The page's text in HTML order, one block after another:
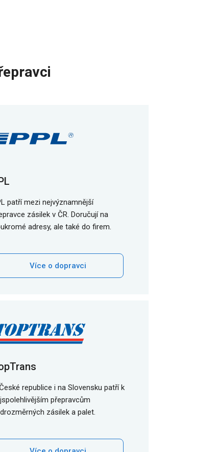
patří mezi nejvýznamnější
zásilek v ČR. Doručují na
adresy, ale také do firem.
Více o dopravci
republice i na Slovensku patří k
přepravcům
zásilek a palet.